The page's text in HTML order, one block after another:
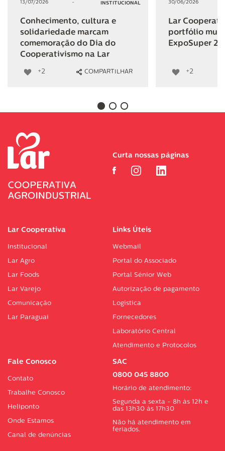
13/07/2026 - INSTITUCIONAL
Conhecimento, cultura e
solidariedade marcam
comemoração do Dia do
Cooperativismo na Lar
+2 COMPARTILHAR
30/06/2026
Lar
portfólio
ExpoSuper
+2
Lar Cooperativa
Institucional
Lar Agro
Lar Foods
Lar Varejo
Comunicação
Lar Paraguai
Links Úteis
Webmail
Portal do Associado
Portal Sénior Web
Autorização de pagamento
Logística
Fornecedores
Laboratório Central
Atendimento e Protocolos
Fale Conosco
Contato
Trabalhe Conosco
Heliponto
Onde Estamos
Canal de denúncias
SAC
0800 045 8800
Horário de atendimento:
Segunda a sexta - 8h às 12h e
das 13h30 às 17h30
Não há atendimento em
feriados.
Curta nossas páginas